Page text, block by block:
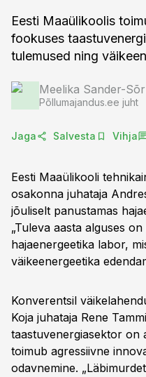
Eesti Maaülikoolis
fookuses
tulemused ning
Meelika Sander-
Põllumajandus.ee juht
Jaga Salvesta Vihja
Eesti Maaülikooli
osakonna juhataja
jõuliselt panustamas
„Tuleva aasta alguses
hajaenergeetika labor,
väikeenergeetika
Konverentsil
Koja juhataja Rene
taastuvenergiasektor on
toimub agressiivne
odavnemine.